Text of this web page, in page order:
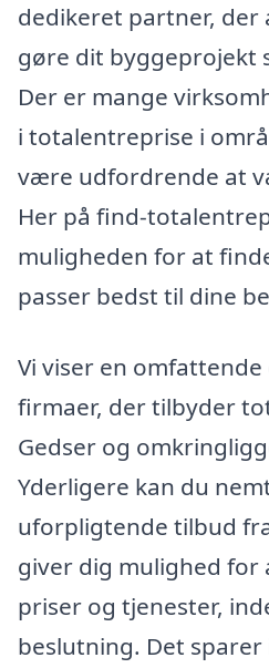
dedikeret partner, der
gøre dit byggeprojekt
Der er mange
i totalentreprise i
være udfordrende at
Her på find-
muligheden for at
passer bedst til dine
Vi viser en
firmaer, der tilbyder
Gedser og
Yderligere kan du
uforpligtende tilbud
giver dig mulighed for
priser og tjenester,
beslutning. Det